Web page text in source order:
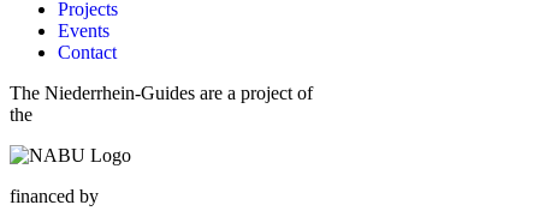
Projects
Events
Contact
The Niederrhein-Guides are a project of
the
financed by